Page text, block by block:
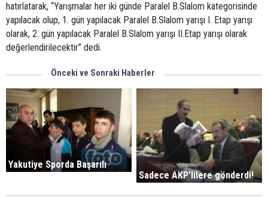
hatırlatarak, “Yarışmalar her iki günde Paralel B.Slalom kategorisinde
yapılacak olup, 1. gün yapılacak Paralel B.Slalom yarışı I. Etap yarışı
olarak, 2. gün yapılacak Paralel B.Slalom yarışı II.Etap yarışı olarak
değerlendirilecektir” dedi.
Önceki ve Sonraki Haberler
Yakutiye Sporda Başarılı
Sadece AKP'lilere gönderdi!